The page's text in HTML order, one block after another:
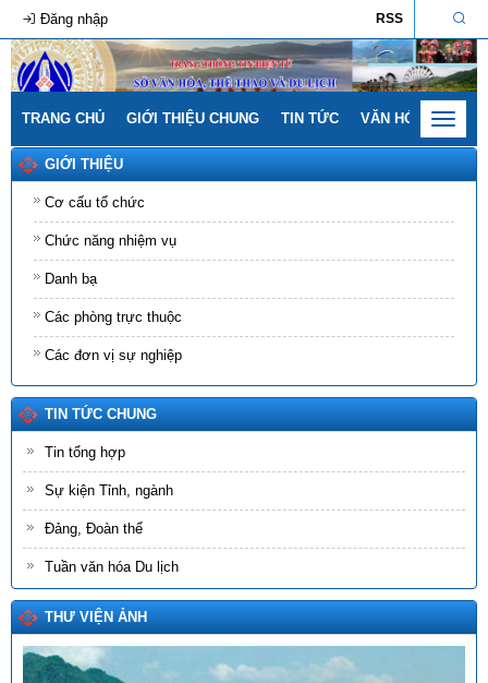
RSS
Đăng nhập
TRANG CHỦ GIỚI THIỆU CHUNG TIN TỨC VĂN HÓA - GIA
Toggle
GIỚI THIỆU
Cơ cấu tổ chức
Chức năng nhiệm vụ
Danh bạ
Các phòng trực thuộc
Các đơn vị sự nghiệp
TIN TỨC CHUNG
Tin tổng hợp
Sự kiện Tỉnh, ngành
Đảng, Đoàn thể
Tuần văn hóa Du lịch
THƯ VIỆN ẢNH